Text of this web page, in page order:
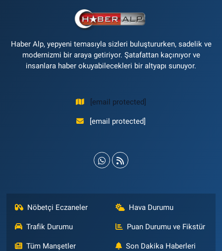
Haber Alp, yepyeni temasıyla sizleri buluştururken, sadelik ve
modernizmi bir araya getiriyor. Şatafattan kaçınıyor ve
insanlara haber okuyabilecekleri bir altyapı sunuyor.
[email protected]
[email protected]
Nöbetçi Eczaneler Hava Durumu
Trafik Durumu Puan Durumu ve Fikstür
Tüm Manşetler Son Dakika Haberleri